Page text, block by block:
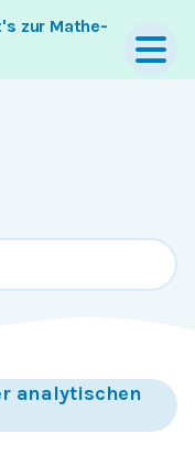
zur Mathe-
analytischen